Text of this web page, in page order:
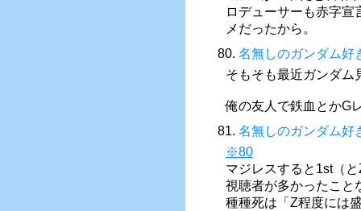
ロデューサーも赤字
メだったから。
80. 名無しのガンダム好
そもそも最近ガンダム
俺の友人で鉄血とかG
81. 名無しのガンダム好
※80
マジレスすると1st（
視聴者が多かったこと
種種死は「Z程度には